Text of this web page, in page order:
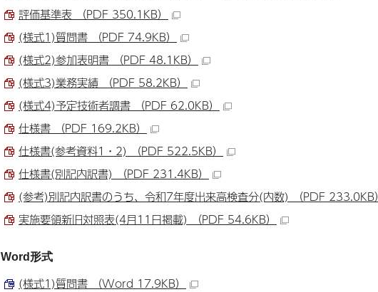
評価基準表 （PDF 350.1KB）
(様式1)質問書 （PDF 74.9KB）
(様式2)参加表明書 （PDF 48.1KB）
(様式3)業務実績 （PDF 58.2KB）
(様式4)予定技術者調書 （PDF 62.0KB）
仕様書 （PDF 169.2KB）
仕様書(参考資料1・2) （PDF 522.5KB）
仕様書(別記内訳書) （PDF 231.4KB）
(参考)別記内訳書のうち、令和7年度出来高検査分(内数) （PDF 233.0KB）
実施要領新旧対照表(4月11日掲載) （PDF 54.6KB）
Word形式
(様式1)質問書 （Word 17.9KB）